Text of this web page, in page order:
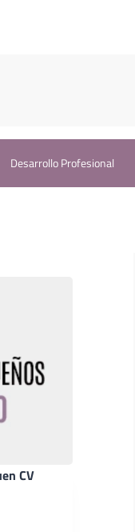
Desarrollo Profesional
CV